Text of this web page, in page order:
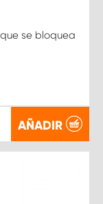
se bloquea
AÑADIR